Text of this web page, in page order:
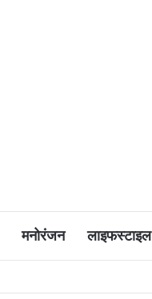
मनोरंजन लाइफस्टाइल